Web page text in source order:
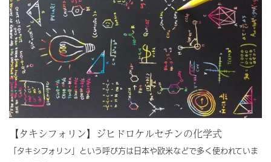
【タキシフォリン】ジヒドロケルセチンの化学式
「タキシフォリン」という呼び方は日本や欧米などで多く使われていま